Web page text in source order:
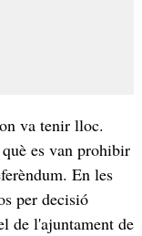
va tenir lloc.
es van prohibir
En les
per decisió
de l'ajuntament de